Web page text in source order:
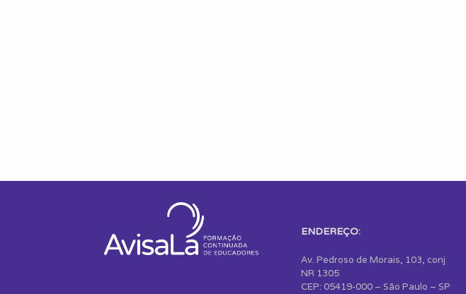
ENDEREÇO:
Av. Pedroso de Morais, 103, conj
NR 1305
CEP: 05419-000 – São Paulo – SP